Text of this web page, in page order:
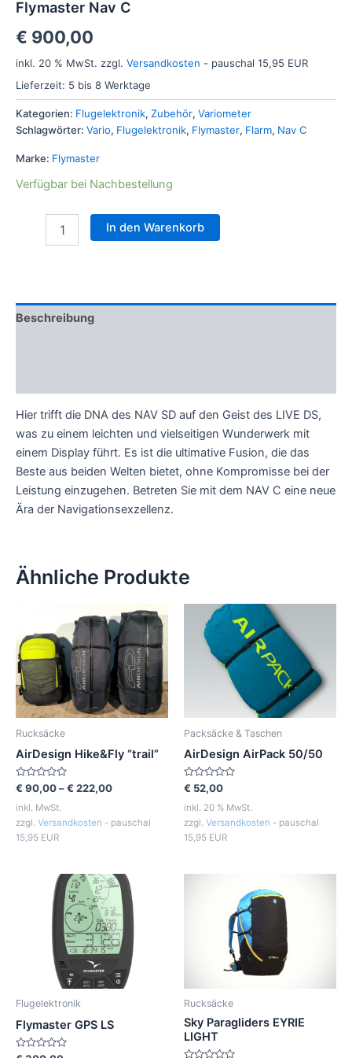
Flymaster Nav C
€ 900,00
inkl. 20 % MwSt. zzgl. Versandkosten - pauschal 15,95 EUR
Lieferzeit: 5 bis 8 Werktage
Kategorien: Flugelektronik, Zubehör, Variometer
Schlagwörter: Vario, Flugelektronik, Flymaster, Flarm, Nav C
Marke: Flymaster
Verfügbar bei Nachbestellung
In den Warenkorb
Beschreibung
Hier trifft die DNA des NAV SD auf den Geist des LIVE DS,
was zu einem leichten und vielseitigen Wunderwerk mit
einem Display führt. Es ist die ultimative Fusion, die das
Beste aus beiden Welten bietet, ohne Kompromisse bei der
Leistung einzugehen. Betreten Sie mit dem NAV C eine neue
Ära der Navigationsexzellenz.
Ähnliche Produkte
Rucksäcke
AirDesign Hike&Fly “trail”
Bewertet
0
5
€ 90,00–€ 222,00
inkl. MwSt.
zzgl. Versandkosten - pauschal
15,95 EUR
Packsäcke & Taschen
AirDesign AirPack 50/50
Bewertet
0
5
€ 52,00
inkl. 20 % MwSt.
zzgl. Versandkosten - pauschal
15,95 EUR
Flugelektronik
Flymaster GPS LS
Rucksäcke
Sky Paragliders EYRIE
LIGHT